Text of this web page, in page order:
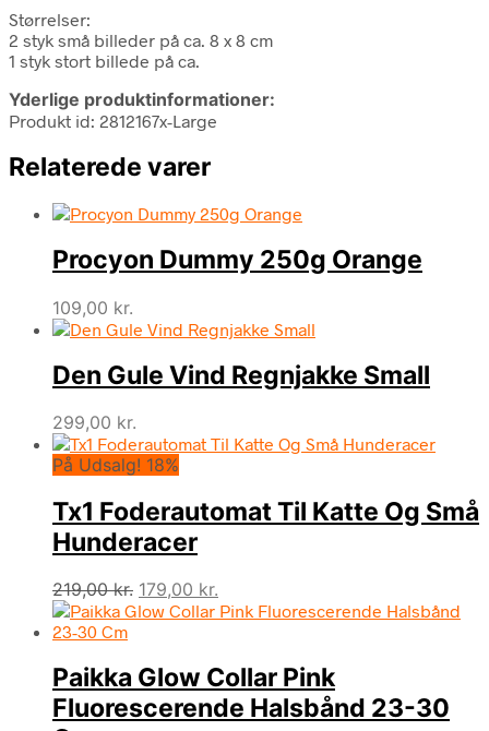
Størrelser:
2 styk små billeder på ca. 8 x 8 cm
1 styk stort billede på ca.
Yderlige produktinformationer:
Produkt id: 2812167x-Large
Relaterede varer
Procyon Dummy 250g Orange
109,00 kr.
Den Gule Vind Regnjakke Small
299,00 kr.
På Udsalg! 18%
Tx1 Foderautomat Til Katte Og Små
Hunderacer
219,00kr. Den
oprindelige
219,00 kr..
179,00 kr.
aktuelle
179,00 kr..
Paikka Glow Collar Pink
Fluorescerende Halsbånd 23-30